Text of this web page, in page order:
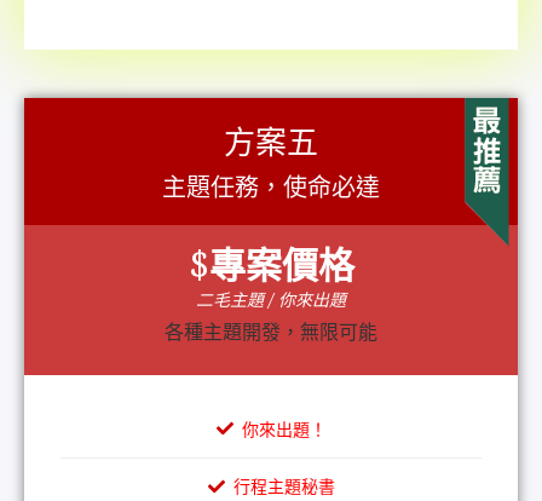
方案五
主題任務，使命必達
$專案價格
二毛主題 / 你來出題
各種主題開發，無限可能
你來出題！
行程主題秘書